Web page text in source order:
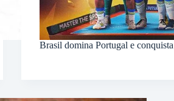
Brasil domina Portugal e